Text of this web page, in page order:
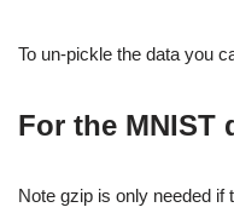
To un-pickle the data you
For the MNIST
Note gzip is only needed if